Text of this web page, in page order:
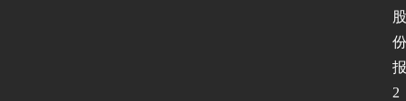
股
份
报
2